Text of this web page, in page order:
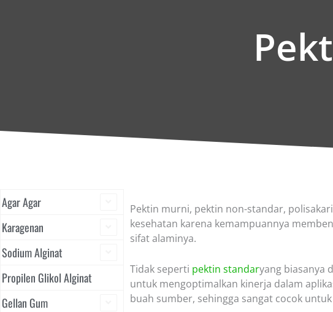
Agar Agar
Karagenan
Sodium Alginat
Propilen Glikol Alginat
Gellan Gum
Pektin murni, pektin non-standar,
kesehatan karena kemampuannya
sifat alaminya.
Tidak seperti pektin standaryang biasanya
untuk mengoptimalkan kinerja dalam
buah sumber, sehingga sangat cocok